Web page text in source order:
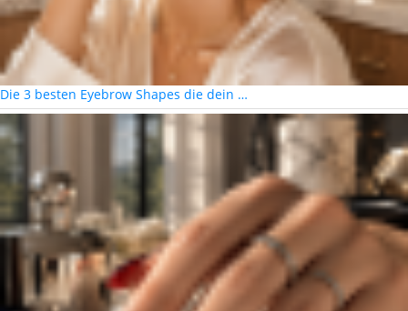
Die 3 besten Eyebrow Shapes die dein …